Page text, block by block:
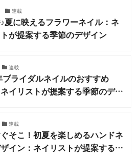
連載
夏に映えるフラワーネイル：ネ
が提案する季節のデザイン
連載
ライダルネイルのおすすめ
イリストが提案する季節のデザ
連載
そこ！初夏を楽しめるハンドネ
イン：ネイリストが提案する季